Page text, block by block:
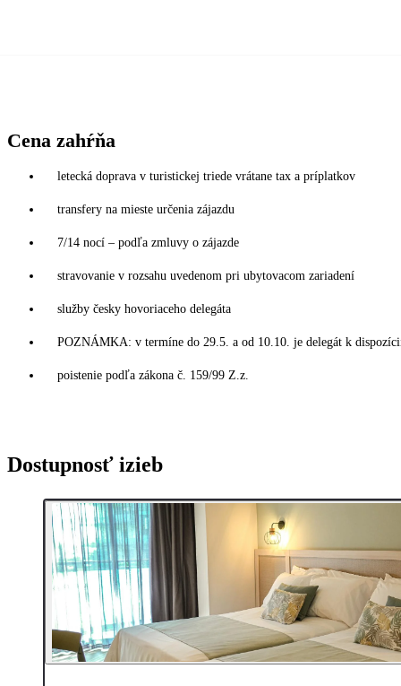
Cena zahŕňa
letecká doprava v turistickej triede vrátane tax a príplatkov
transfery na mieste určenia zájazdu
7/14 nocí – podľa zmluvy o zájazde
stravovanie v rozsahu uvedenom pri ubytovacom zariadení
služby česky hovoriaceho delegáta
POZNÁMKA: v termíne do 29.5. a od 10.10. je delegát k
poistenie podľa zákona č. 159/99 Z.z.
Dostupnosť izieb